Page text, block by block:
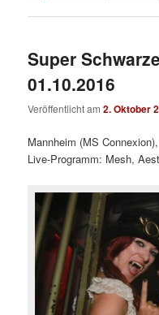
Super
01.10.2016
Veröffentlicht am2. Oktober
Mannheim (MS
Live-Programm: Mesh,